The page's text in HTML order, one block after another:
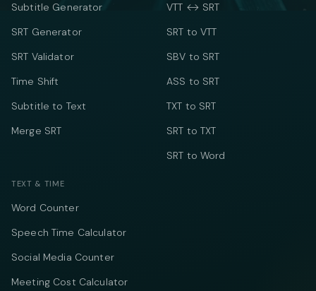
Subtitle Generator
SRT Generator
SRT Validator
Time Shift
Subtitle to Text
Merge SRT
VTT ↔ SRT
SRT to VTT
SBV to SRT
ASS to SRT
TXT to SRT
SRT to TXT
SRT to Word
TEXT & TIME
Word Counter
Speech Time Calculator
Social Media Counter
Meeting Cost Calculator